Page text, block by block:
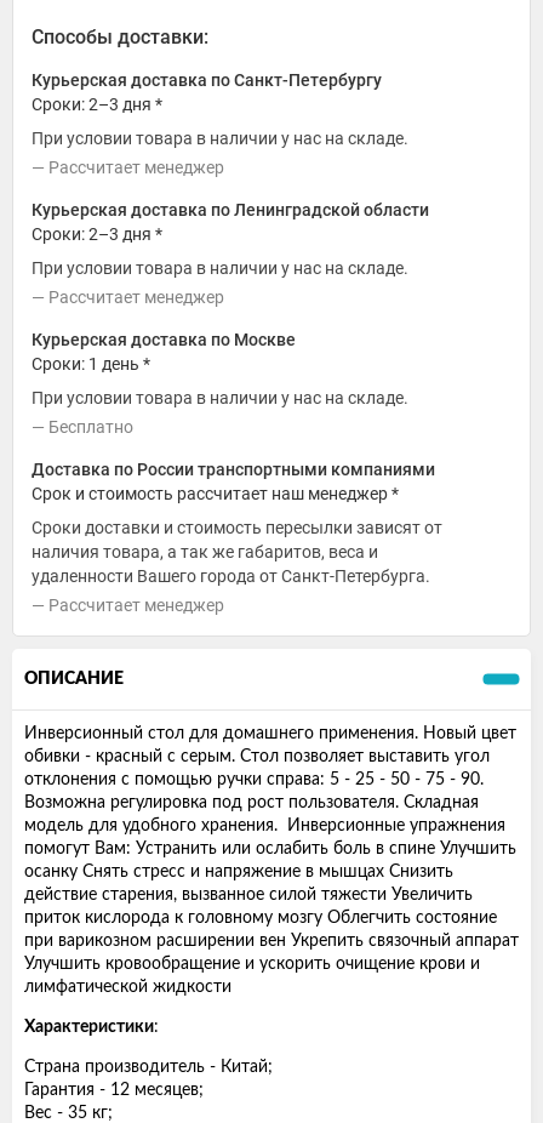
Способы доставки:
Курьерская доставка по Санкт-Петербургу
Сроки: 2–3 дня *
При условии товара в наличии у нас на складе.
Рассчитает менеджер
Курьерская доставка по Ленинградской области
Сроки: 2–3 дня *
При условии товара в наличии у нас на складе.
Рассчитает менеджер
Курьерская доставка по Москве
Сроки: 1 день *
При условии товара в наличии у нас на складе.
Бесплатно
Доставка по России транспортными компаниями
Срок и стоимость рассчитает наш менеджер *
Сроки доставки и стоимость пересылки зависят от
наличия товара, а так же габаритов, веса и
удаленности Вашего города от Санкт-Петербурга.
Рассчитает менеджер
ОПИСАНИЕ
Инверсионный стол для домашнего применения. Новый цвет
обивки - красный с серым. Стол позволяет выставить угол
отклонения с помощью ручки справа: 5 - 25 - 50 - 75 - 90.
Возможна регулировка под рост пользователя. Складная
модель для удобного хранения. Инверсионные упражнения
помогут Вам: Устранить или ослабить боль в спине Улучшить
осанку Cнять стресс и напряжение в мышцах Снизить
действие старения, вызванное силой тяжести Увеличить
приток кислорода к головному мозгу Облегчить состояние
при варикозном расширении вен Укрепить связочный аппарат
Улучшить кровообращение и ускорить очищение крови и
лимфатической жидкости
Характеристики:
Страна производитель - Китай;
Гарантия - 12 месяцев;
Вес - 35 кг;